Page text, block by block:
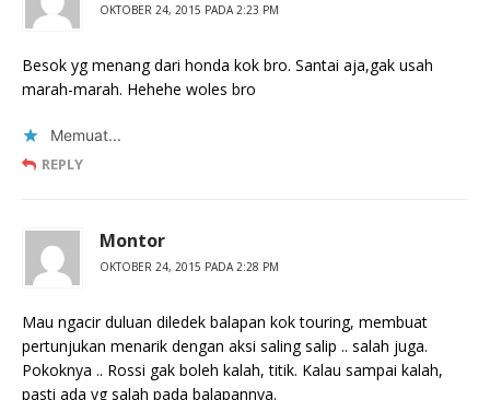
OKTOBER 24, 2015 PADA 2:23 PM
Besok yg menang dari honda kok bro. Santai aja,gak usah
marah-marah. Hehehe woles bro
Memuat...
REPLY
Montor
OKTOBER 24, 2015 PADA 2:28 PM
Mau ngacir duluan diledek balapan kok touring, membuat
pertunjukan menarik dengan aksi saling salip .. salah juga.
Pokoknya .. Rossi gak boleh kalah, titik. Kalau sampai kalah,
pasti ada yg salah pada balapannya.